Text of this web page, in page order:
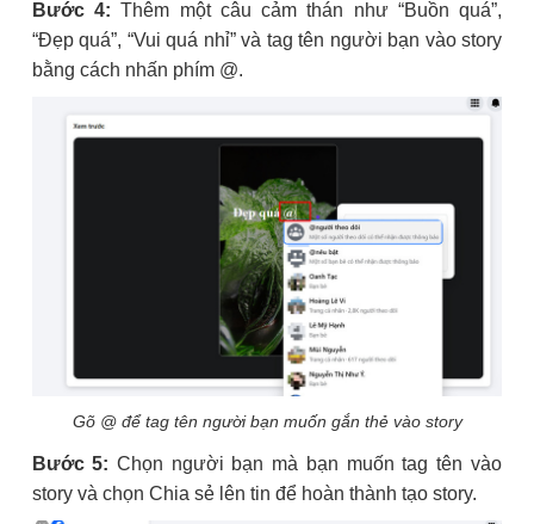
Bước 4: Thêm một câu cảm thán như “Buồn quá”,
“Đẹp quá”, “Vui quá nhỉ” và tag tên người bạn vào story
bằng cách nhấn phím @.
Gõ @ để tag tên người bạn muốn gắn thẻ vào story
Bước 5: Chọn người bạn mà bạn muốn tag tên vào
story và chọn Chia sẻ lên tin để hoàn thành tạo story.